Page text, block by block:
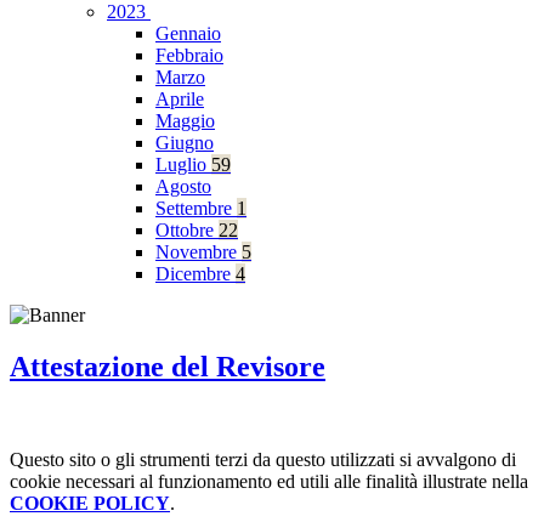
2023
Gennaio
Febbraio
Marzo
Aprile
Maggio
Giugno
Luglio 59
Agosto
Settembre 1
Ottobre 22
Novembre 5
Dicembre 4
Attestazione del Revisore
Questo sito o gli strumenti terzi da questo utilizzati si avvalgono di
cookie necessari al funzionamento ed utili alle finalità illustrate nella
COOKIE POLICY.